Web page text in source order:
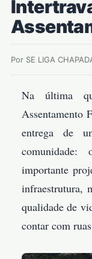
Por SE LIGA
Na última
Assentamento
entrega de
comunidade:
importante
infraestrutura,
qualidade de
contar com